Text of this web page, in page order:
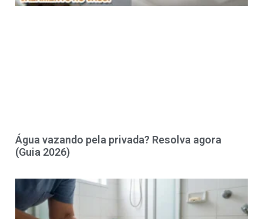
Água vazando pela privada? Resolva agora
(Guia 2026)